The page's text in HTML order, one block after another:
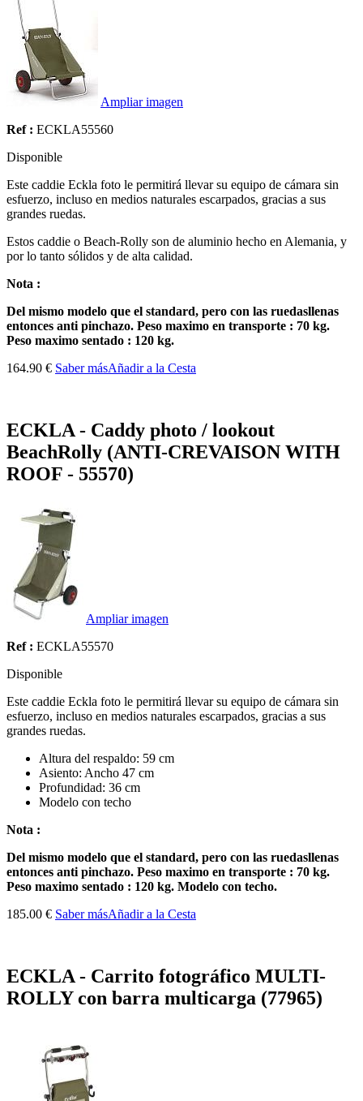
Ampliar imagen
Ref : ECKLA55560
Disponible
Este caddie Eckla foto le permitirá llevar su equipo de cámara sin
esfuerzo, incluso en medios naturales escarpados, gracias a sus
grandes ruedas.
Estos caddie o Beach-Rolly son de aluminio hecho en Alemania, y
por lo tanto sólidos y de alta calidad.
Nota :
Del mismo modelo que el standard, pero con las ruedasllenas
entonces anti pinchazo. Peso maximo en transporte : 70 kg.
Peso maximo sentado : 120 kg.
164.90 € Saber másAñadir a la Cesta
ECKLA - Caddy photo / lookout
BeachRolly (ANTI-CREVAISON WITH
ROOF - 55570)
Ampliar imagen
Ref : ECKLA55570
Disponible
Este caddie Eckla foto le permitirá llevar su equipo de cámara sin
esfuerzo, incluso en medios naturales escarpados, gracias a sus
grandes ruedas.
Altura del respaldo: 59 cm
Asiento: Ancho 47 cm
Profundidad: 36 cm
Modelo con techo
Nota :
Del mismo modelo que el standard, pero con las ruedasllenas
entonces anti pinchazo. Peso maximo en transporte : 70 kg.
Peso maximo sentado : 120 kg. Modelo con techo.
185.00 € Saber másAñadir a la Cesta
ECKLA - Carrito fotográfico MULTI-
ROLLY con barra multicarga (77965)